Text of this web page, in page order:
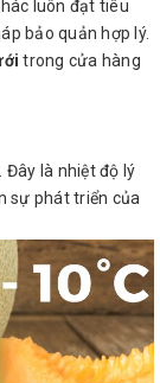
luôn đạt tiêu
bảo quản hợp lý.
trong cửa hàng
Đây là nhiệt độ lý
sự phát triển của